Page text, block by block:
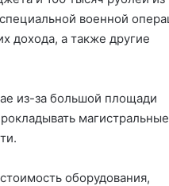
военной
дохода, а также другие
из-за большой площади
магистральные
оборудования,